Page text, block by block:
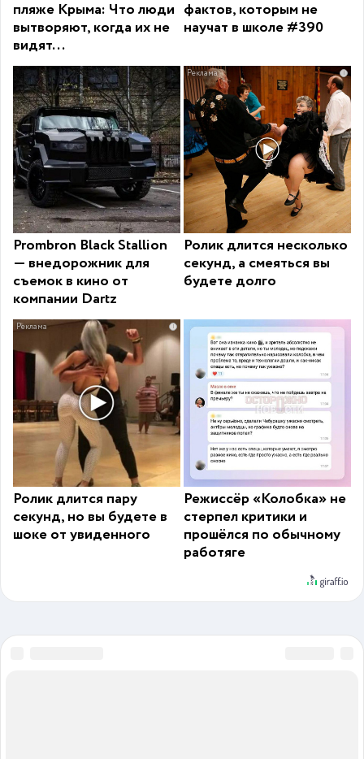
пляже Крыма: Что люди
вытворяют, когда их не
видят...
фактов, которым не
научат в школе #390
Prombron Black Stallion
— внедорожник для
съемок в кино от
компании Dartz
i
Ролик длится несколько
секунд, а смеяться вы
будете долго
i
Ролик длится пару
секунд, но вы будете в
шоке от увиденного
Режиссёр «Колобка» не
стерпел критики и
прошёлся по обычному
работяге